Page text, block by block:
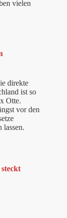
vielen
direkte
ist so
Otte.
vor den
lassen.